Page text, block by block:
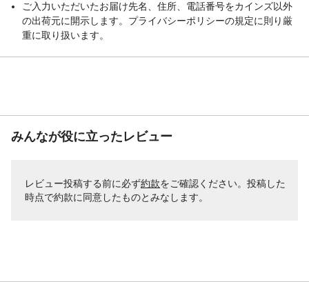
ご入力いただいたお届け先名、住所、電話番号をカインズ以外
の出荷元に開示します。プライバシーポリシーの規定に則り厳
重に取り扱います。
みんなが役に立ったレビュー
レビュー投稿する前に必ず約款をご確認ください。投稿した
時点で約款に同意したものとみなします。